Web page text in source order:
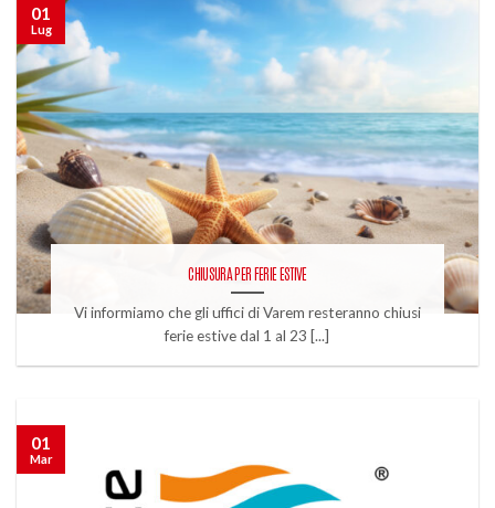
CHIUSURA PER FERIE ESTIVE
Vi informiamo che gli uffici di Varem resteranno chiusi
ferie estive dal 1 al 23 [...]
01
Lug
01
Mar